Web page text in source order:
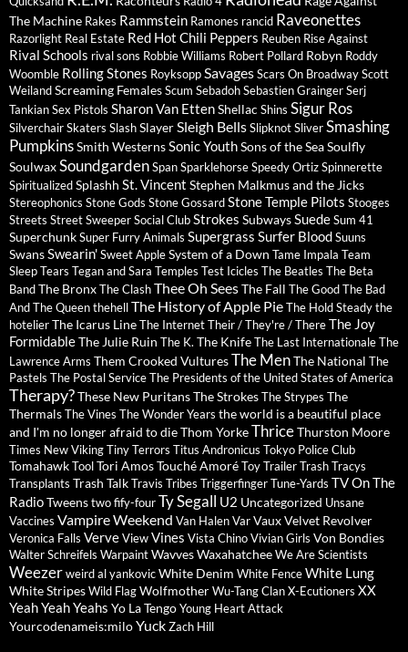
The Machine Rakes Rammstein Ramones rancid Raveonettes
Razorlight Real Estate Red Hot Chili Peppers Reuben Rise Against
Rival Schools rival sons Robbie Williams Robert Pollard Robyn Roddy
Woomble Rolling Stones RoyksoppSavagesScars On BroadwayScott
WeilandScreaming FemalesScum SebadohSebastien GraingerSerj
TankianSex Pistols Sharon Van EttenShellac Shins Sigur Ros
SilverchairSkaters SlashSlayerSleigh BellsSlipknotSliverSmashing
PumpkinsSmith WesternsSonic YouthSons of the SeaSoulfly
SoulwaxSoundgardenSpanSparklehorseSpeedy OrtizSpinnerette
SpiritualizedSplashh St. Vincent Stephen Malkmus and the Jicks
Stereophonics Stone Gods Stone GossardStone Temple Pilots Stooges
Streets Street Sweeper Social ClubStrokes SubwaysSuedeSum 41
SuperchunkSuper Furry Animals Supergrass Surfer BloodSuuns
SwansSwearin'Sweet AppleSystem of a Down Tame Impala Team
SleepTears Tegan and Sara Temples Test Icicles The Beatles The Beta
BandThe BronxThe ClashThee Oh SeesThe Fall The Good The Bad
And The QueenthehellThe History of Apple PieThe Hold Steadythe
hotelierThe Icarus LineThe InternetTheir / They're / ThereThe Joy
FormidableThe Julie Ruin The K. The KnifeThe Last InternationaleThe
Lawrence Arms Them Crooked VulturesThe MenThe National The
Pastels The Postal ServiceThe Presidents of the United States of America
Therapy?These New PuritansThe StrokesThe Strypes The
ThermalsThe Vines The Wonder Years the world is a beautiful place
and I'm no longer afraid to dieThom YorkeThriceThurston Moore
Times New VikingTiny Terrors Titus Andronicus Tokyo Police Club
TomahawkToolTori AmosTouché AmoréToyTrailer Trash Tracys
Transplants Trash TalkTravis Tribes TriggerfingerTune-Yards TV On The
RadioTweenstwo fify-fourTy Segall U2 Uncategorized Unsane
Vaccines Vampire Weekend Van HalenVarVauxVelvet Revolver
Veronica Falls VerveViewVines Vista ChinoVivian Girls Von Bondies
Walter Schreifels WarpaintWavvesWaxahatcheeWe Are Scientists
Weezerweird al yankovicWhite Denim White FenceWhite Lung
White StripesWild FlagWolfmotherWu-Tang ClanX-Ecutioners XX
Yeah Yeah Yeahs Yo La TengoYoung Heart Attack
Yourcodenameis:miloYuckZach Hill